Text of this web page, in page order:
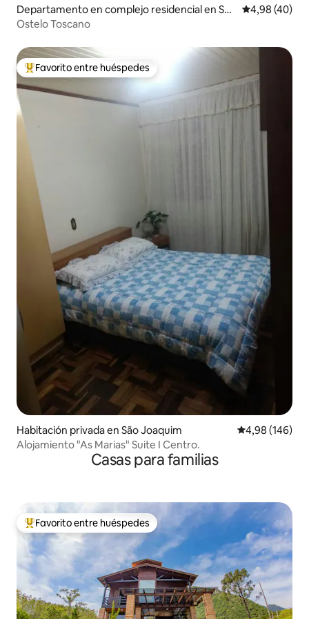
Departamento en complejo residencial en São
Joaquim
Calificación
4,98 (40)
Ostelo Toscano
Favorito entre los huéspedes más destacados
Favorito entre huéspedes
Habitación privada en São Joaquim Calificación
4,98 (146)
Alojamiento "As Marias" Suite I Centro.
Casas para familias
Favorito entre los huéspedes más destacados
Favorito entre huéspedes